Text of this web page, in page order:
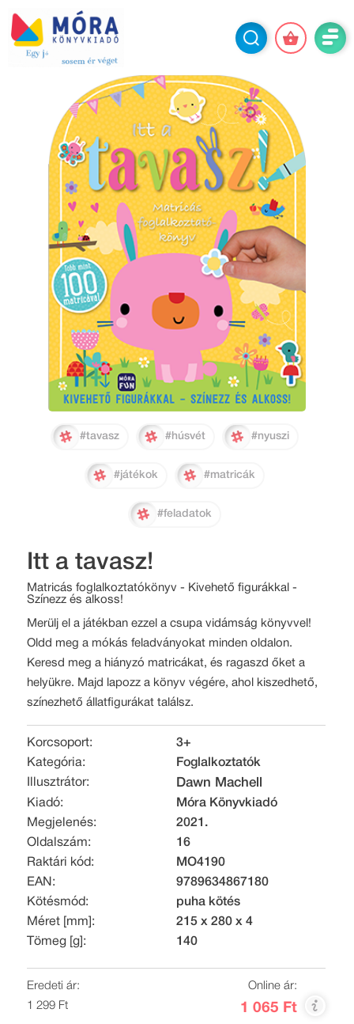
#tavasz #húsvét #nyuszi
#játékok #matricák
#feladatok
Itt a tavasz!
Matricás foglalkoztatókönyv - Kivehető figurákkal -
Színezz és alkoss!
Merülj el a játékban ezzel a csupa vidámság könyvvel!
Oldd meg a mókás feladványokat minden oldalon.
Keresd meg a hiányzó matricákat, és ragaszd őket a
helyükre. Majd lapozz a könyv végére, ahol kiszedhető,
színezhető állatfigurákat találsz.
Korcsoport:
3+
Kategória:
Foglalkoztatók
Illusztrátor:
Dawn Machell
Kiadó:
Móra Könyvkiadó
Megjelenés:
2021.
Oldalszám:
16
Raktári kód:
MO4190
EAN:
9789634867180
Kötésmód:
puha kötés
Méret [mm]:
215 x 280 x 4
Tömeg [g]:
140
Eredeti ár:
1 299 Ft
Online ár:
1 065 Ft